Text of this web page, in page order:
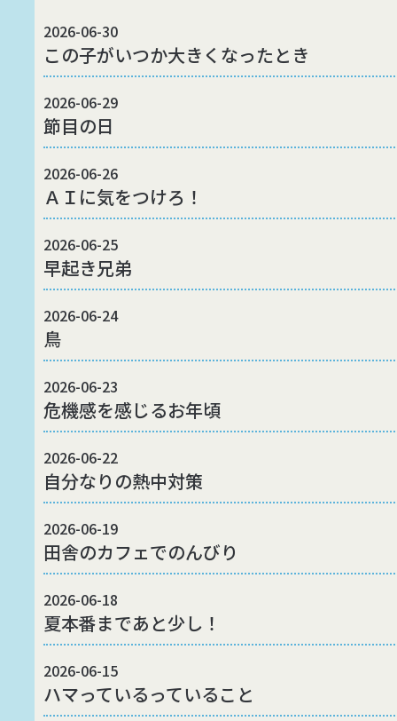
2026-06-30
この子がいつか大きくなったとき
2026-06-29
節目の日
2026-06-26
ＡＩに気をつけろ！
2026-06-25
早起き兄弟
2026-06-24
鳥
2026-06-23
危機感を感じるお年頃
2026-06-22
自分なりの熱中対策
2026-06-19
田舎のカフェでのんびり
2026-06-18
夏本番まであと少し！
2026-06-15
ハマっているっていること